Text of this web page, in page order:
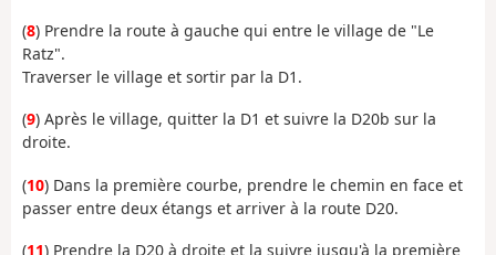
(8) Prendre la route à gauche qui entre le village de "Le
Ratz".
Traverser le village et sortir par la D1.
(9) Après le village, quitter la D1 et suivre la D20b sur la
droite.
(10) Dans la première courbe, prendre le chemin en face et
passer entre deux étangs et arriver à la route D20.
(11) Prendre la D20 à droite et la suivre jusqu'à la première